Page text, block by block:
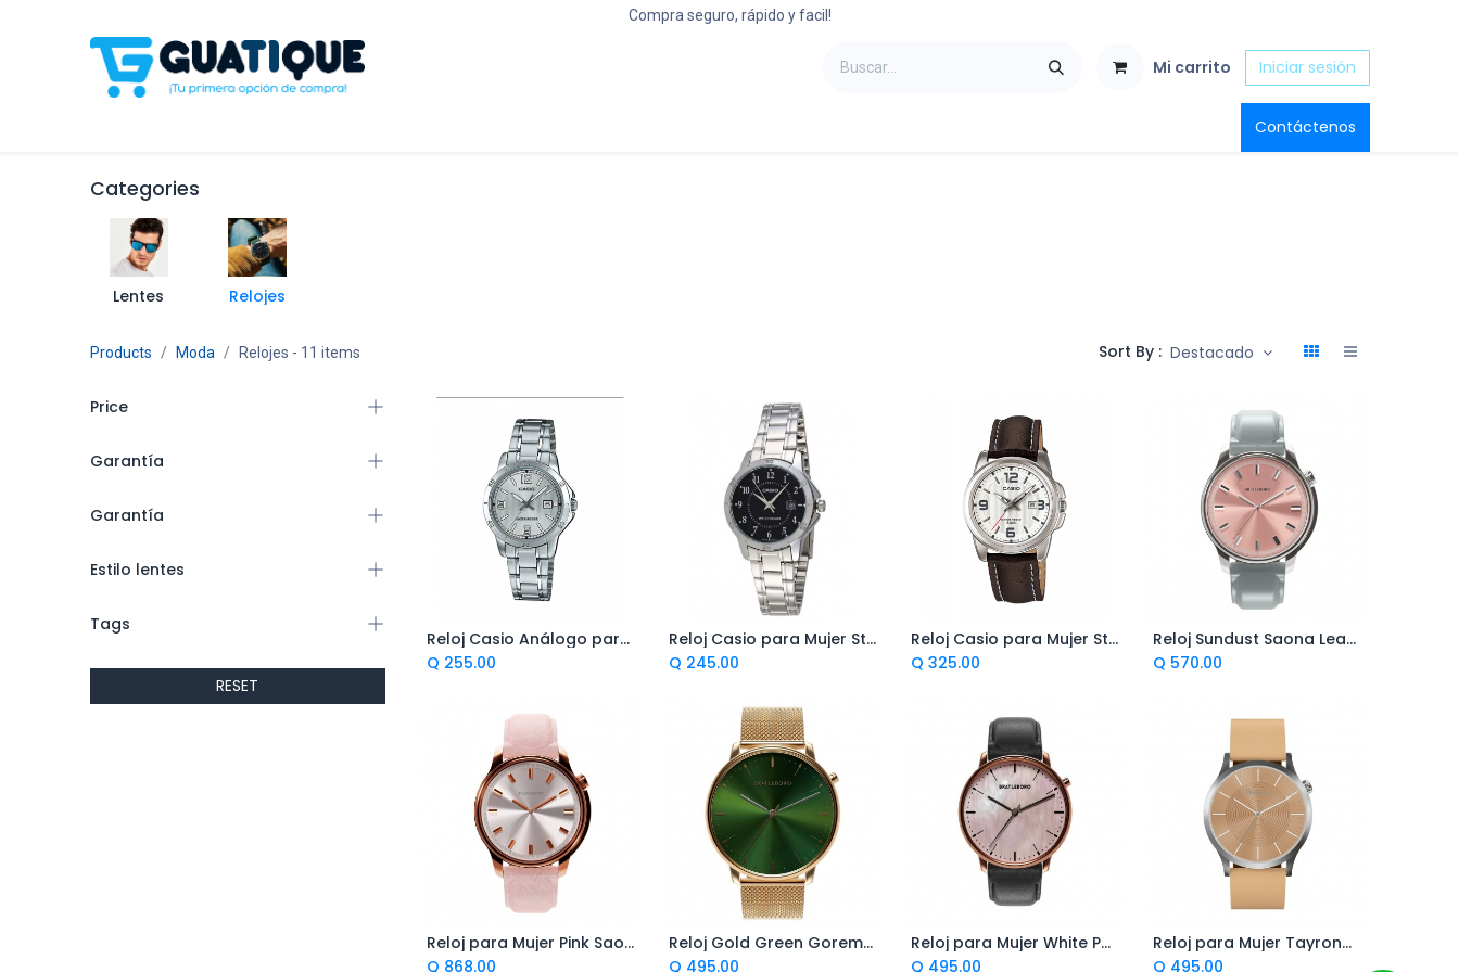
Compra seguro, rápido y facil!
Mi carrito Iniciar sesión
Contáctenos
Categories
Lentes Relojes
Products Moda Relojes - 11 items Sort By : Destacado
Price
Garantía
Garantía
Estilo lentes
Tags
RESET
Agregar al Carrito
Reloj Casio Análogo para Mujeres con Pulsera de Acero
Q 255.00
Agregar al Carrito
Reloj Casio para Mujer Standard Casual
Q 245.00
Agregar al Carrito
Reloj Casio para Mujer Standard Core Collection
Q325.00
Agregar al Carrito
Reloj Sundust Saona Leather de 36 milímetros para Mujer
Q 570.00
Agregar al Carrito
Reloj para Mujer Pink Saona Leather de 36 milímetros
Q 868.00
Agregar al Carrito
Reloj Gold Green Goreme Leather de 40 Milímetros
Q 495.00
Agregar al Carrito
Reloj para Mujer White Pearl Acadia Leather de 36 mm
Q 495.00
Agregar al Carrito Reloj para Mujer Tayrona Leather Latte de 38 mm
Q 495.00